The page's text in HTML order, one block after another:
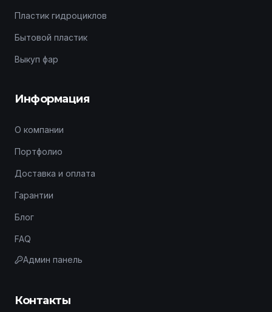
Пластик гидроциклов
Бытовой пластик
Выкуп фар
Информация
О компании
Портфолио
Доставка и оплата
Гарантии
Блог
FAQ
Админ панель
Контакты